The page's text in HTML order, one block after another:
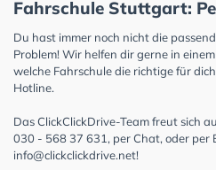
Fahrschule Stuttgart:
Du hast immer noch nicht die
Problem! Wir helfen dir gerne in
welche Fahrschule die richtige für
Hotline.
Das ClickClickDrive-Team freut sich
030 - 568 37 631, per Chat, oder per
info@clickclickdrive.net!